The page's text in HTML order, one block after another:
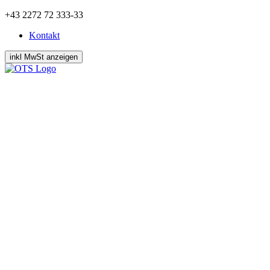
Zum
springen
+43 2272 72 333-33
Kontakt